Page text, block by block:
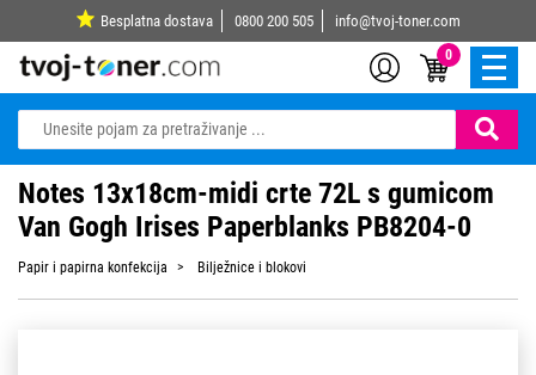
Besplatna dostava 0800 200 505 info@tvoj-toner.com
0
Notes 13x18cm-midi crte 72L s gumicom
Van Gogh Irises Paperblanks PB8204-0
Papir i papirna konfekcija Bilježnice i blokovi